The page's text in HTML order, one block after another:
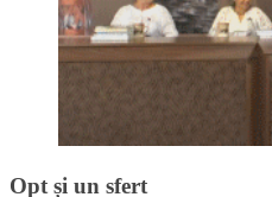
Opt și un sfert